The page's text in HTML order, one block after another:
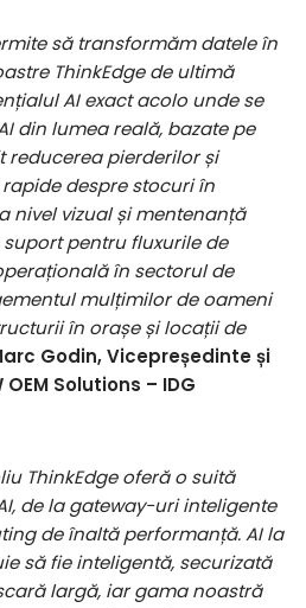
să transformăm datele în
ThinkEdge de ultimă
AI exact acolo unde se
din lumea reală, bazate pe
reducerea pierderilor și
despre stocuri în
nivel vizual și mentenanță
pentru fluxurile de
în sectorul de
mulțimilor de oameni
în orașe și locații de
Godin, Vicepreședinte și
Solutions – IDG
ThinkEdge oferă o suită
de la gateway-uri inteligente
de înaltă performanță. AI la
să fie inteligentă, securizată
largă, iar gama noastră